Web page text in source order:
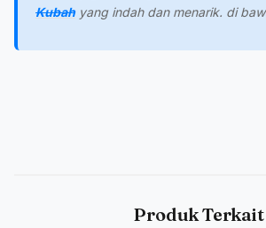
Kubahyang indah dan menarik. di
Produk Terkait